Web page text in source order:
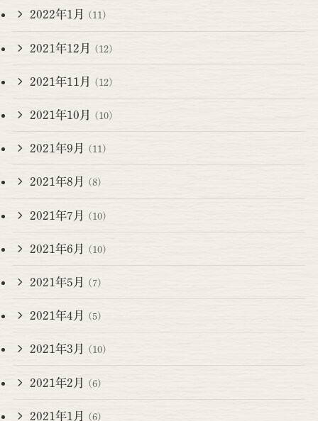
2022年1月 (11)
2021年12月 (12)
2021年11月 (12)
2021年10月 (10)
2021年9月 (11)
2021年8月 (8)
2021年7月 (10)
2021年6月 (10)
2021年5月 (7)
2021年4月 (5)
2021年3月 (10)
2021年2月 (6)
2021年1月 (6)